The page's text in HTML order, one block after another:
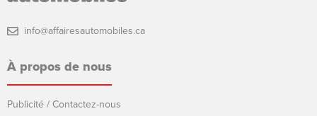
info@affairesautomobiles.ca
À propos de nous
Publicité / Contactez-nous